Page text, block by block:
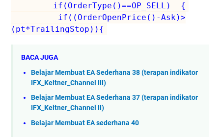
if(OrderType()==OP_SELL) {
if((OrderOpenPrice()-Ask)>
(pt*TrailingStop)){
BACA JUGA
Belajar Membuat EA Sederhana 38 (terapan indikator
IFX_Keltner_Channel III)
Belajar Membuat EA Sederhana 37 (terapan indikator
IFX_Keltner_Channel II)
Belajar Membuat EA sederhana 40